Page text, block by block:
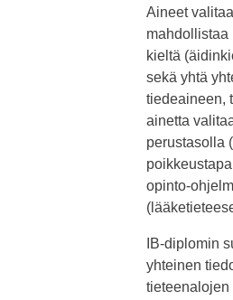
Aineet
mahdollistaa
kieltä
sekä yhtä
tiedeaineen,
ainetta
perustasolla
opinto-
IB-diplomin
yhteinen
tieteenalojen